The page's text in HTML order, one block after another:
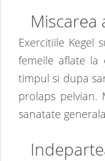
Miscarea
Exercitiile Kegel
femeile aflate
timpul si dupa
prolaps
sanatate